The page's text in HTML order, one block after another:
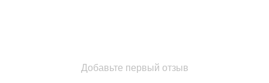
Добавьте первый отзыв